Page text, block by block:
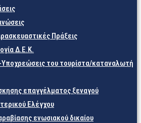
Πράξεις
Δ.Ε.Κ.
του τουρίστα/καταναλωτή
επαγγέλματος ξεναγού
Ελέγχου
ενωσιακού δικαίου